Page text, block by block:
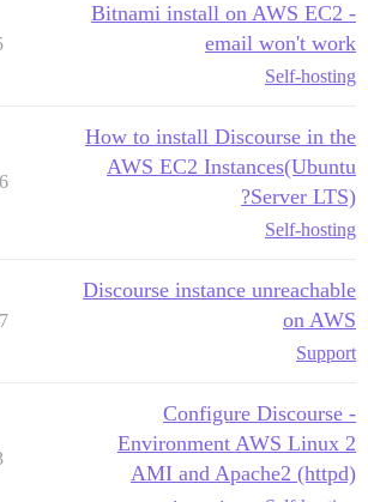
Bitnami install on AWS EC2 -
email won't work
Self-hosting
How to install Discourse in the
AWS EC2 Instances(Ubuntu
Server LTS)?
Self-hosting
Discourse instance unreachable
on AWS
Support
Configure Discourse -
Environment AWS Linux 2
AMI and Apache2 (httpd)